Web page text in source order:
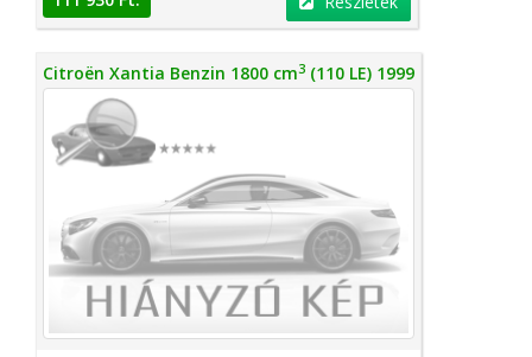
Citroën Xantia Benzin 1800 cm3 (110 LE) 1999